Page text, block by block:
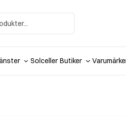
Solceller Butiker